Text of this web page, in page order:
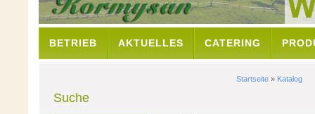
BETRIEB AKTUELLES CATERING
Startseite » Katalog
Suche